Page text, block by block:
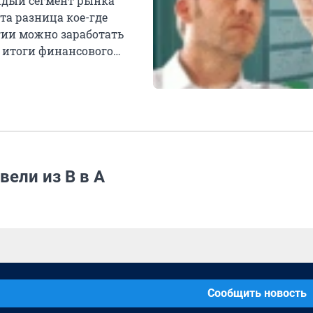
разница кое-где
можно заработать
финансового
из B в А
Сообщить новость